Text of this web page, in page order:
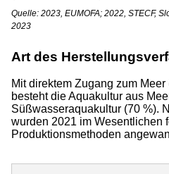
Quelle: 2023, EUMOFA; 2022, STECF,
2023
Art des
Mit direktem Zugang zum
besteht die Aquakultur aus
Süßwasseraquakultur (70 %).
wurden 2021 im Wesentlichen
Produktionsmethoden